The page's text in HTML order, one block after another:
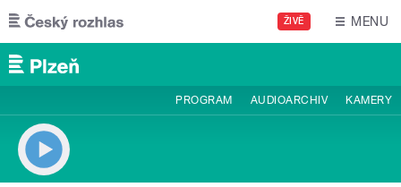
Přejít k hlavnímu obsahu
ŽIVĚ MENU
PROGRAM AUDIOARCHIV KAMERY